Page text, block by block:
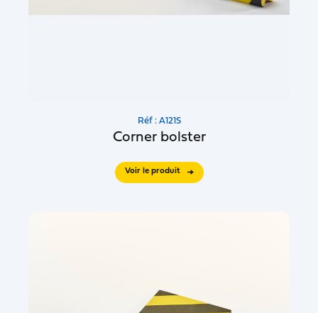
Réf : A121S
Corner bolster
Voir le produit